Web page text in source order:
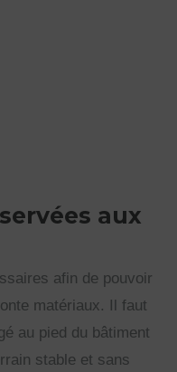
aux
afin de pouvoir
matériaux. Il faut
au pied du bâtiment
stable et sans